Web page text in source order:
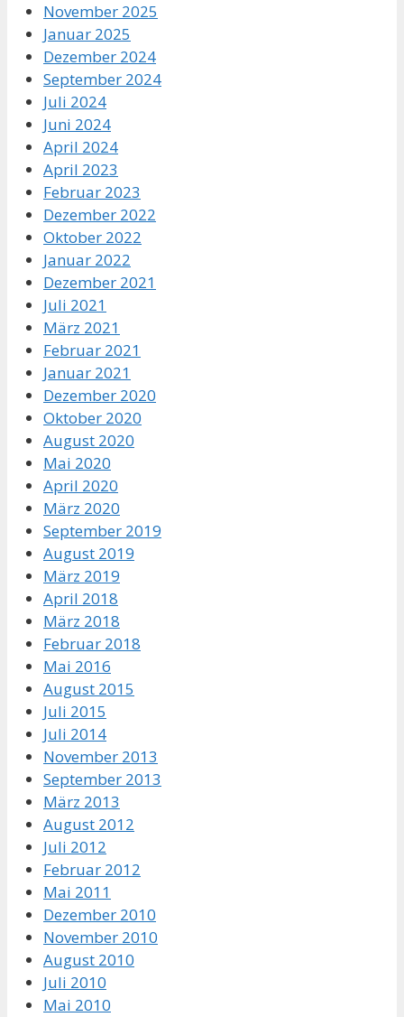
November 2025
Januar 2025
Dezember 2024
September 2024
Juli 2024
Juni 2024
April 2024
April 2023
Februar 2023
Dezember 2022
Oktober 2022
Januar 2022
Dezember 2021
Juli 2021
März 2021
Februar 2021
Januar 2021
Dezember 2020
Oktober 2020
August 2020
Mai 2020
April 2020
März 2020
September 2019
August 2019
März 2019
April 2018
März 2018
Februar 2018
Mai 2016
August 2015
Juli 2015
Juli 2014
November 2013
September 2013
März 2013
August 2012
Juli 2012
Februar 2012
Mai 2011
Dezember 2010
November 2010
August 2010
Juli 2010
Mai 2010